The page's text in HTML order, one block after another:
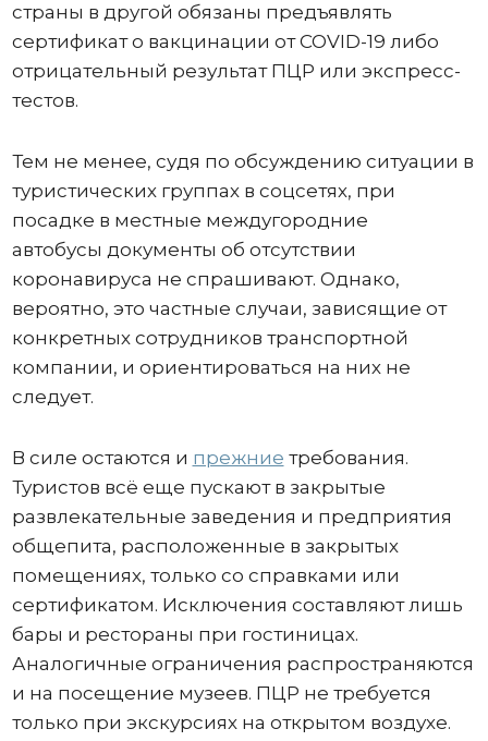
страны в другой обязаны предъявлять
сертификат о вакцинации от COVID-19 либо
отрицательный результат ПЦР или экспресс-
тестов.
Тем не менее, судя по обсуждению ситуации в
туристических группах в соцсетях, при
посадке в местные междугородние
автобусы документы об отсутствии
коронавируса не спрашивают. Однако,
вероятно, это частные случаи, зависящие от
конкретных сотрудников транспортной
компании, и ориентироваться на них не
следует.
В силе остаются и прежние требования.
Туристов всё еще пускают в закрытые
развлекательные заведения и предприятия
общепита, расположенные в закрытых
помещениях, только со справками или
сертификатом. Исключения составляют лишь
бары и рестораны при гостиницах.
Аналогичные ограничения распространяются
и на посещение музеев. ПЦР не требуется
только при экскурсиях на открытом воздухе.